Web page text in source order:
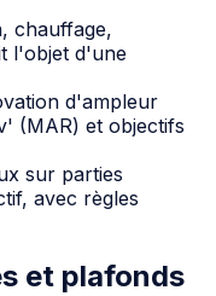
chauffage,
l'objet d'une
d'ampleur
(MAR) et objectifs
sur parties
avec règles
et plafonds